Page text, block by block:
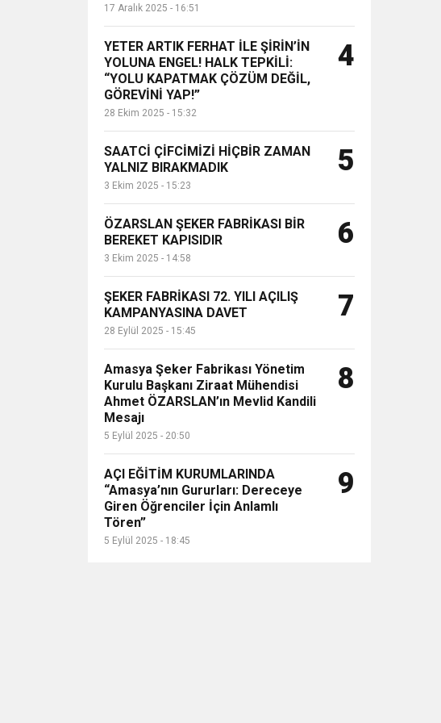
17 Aralık 2025 - 16:51
YETER ARTIK FERHAT İLE ŞİRİN’İN
YOLUNA ENGEL! HALK TEPKİLİ:
“YOLU KAPATMAK ÇÖZÜM DEĞİL,
GÖREVİNİ YAP!”
28 Ekim 2025 - 15:32
4
SAATCİ ÇİFCİMİZİ HİÇBİR ZAMAN
YALNIZ BIRAKMADIK
3 Ekim 2025 - 15:23
5
ÖZARSLAN ŞEKER FABRİKASI BİR
BEREKET KAPISIDIR
3 Ekim 2025 - 14:58
6
ŞEKER FABRİKASI 72. YILI AÇILIŞ
KAMPANYASINA DAVET
28 Eylül 2025 - 15:45
7
Amasya Şeker Fabrikası Yönetim
Kurulu Başkanı Ziraat Mühendisi
Ahmet ÖZARSLAN’ın Mevlid Kandili
Mesajı
5 Eylül 2025 - 20:50
8
AÇI EĞİTİM KURUMLARINDA
“Amasya’nın Gururları: Dereceye
Giren Öğrenciler İçin Anlamlı
Tören”
5 Eylül 2025 - 18:45
9